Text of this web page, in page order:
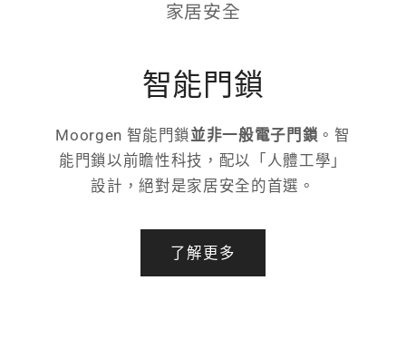
家居安全
智能門鎖
Moorgen 智能門鎖 並非一般電子門鎖 。智
能門鎖以前瞻性科技，配以「人體工學」
設計，絕對是家居安全的首選。
了解更多